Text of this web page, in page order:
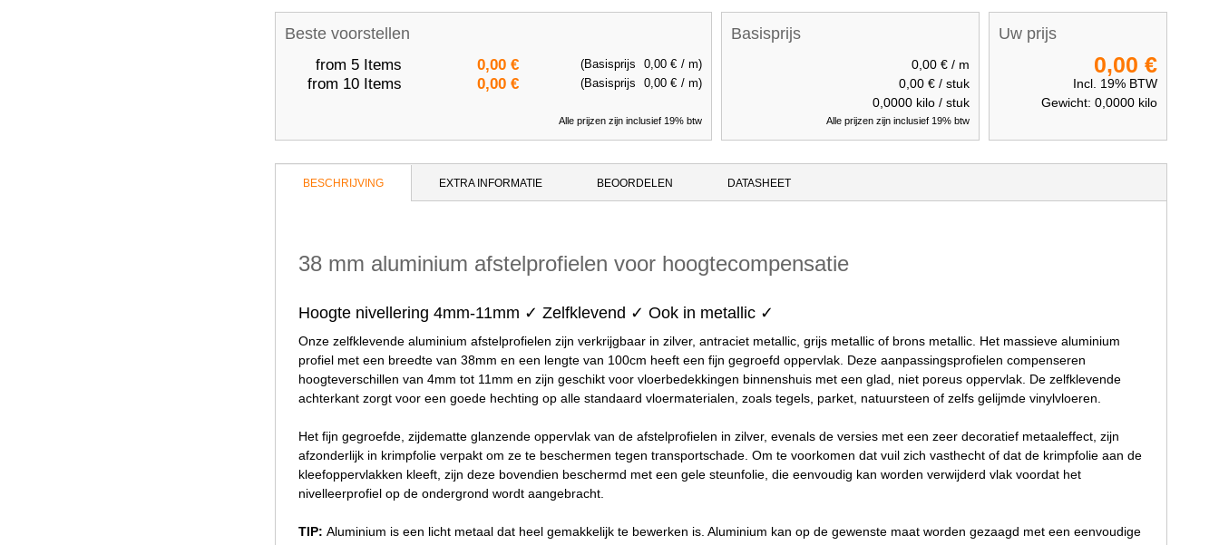
Beste voorstellen
from 5 Items 0,00 € (Basisprijs 0,00 € / m)
from 10 Items 0,00 € (Basisprijs 0,00 € / m)
Alle prijzen zijn inclusief 19% btw
Basisprijs
0,00 € / m
0,00 € / stuk
0,0000 kilo / stuk
Alle prijzen zijn inclusief 19% btw
Uw prijs
0,00 €
Incl. 19% BTW
Gewicht: 0,0000 kilo
BESCHRIJVING EXTRA INFORMATIE BEOORDELEN DATASHEET
38 mm aluminium afstelprofielen voor hoogtecompensatie
Hoogte nivellering 4mm-11mm ✓ Zelfklevend ✓ Ook in metallic ✓
Onze zelfklevende aluminium afstelprofielen zijn verkrijgbaar in zilver, antraciet metallic, grijs metallic of brons metallic. Het massieve aluminium
profiel met een breedte van 38mm en een lengte van 100cm heeft een fijn gegroefd oppervlak. Deze aanpassingsprofielen compenseren
hoogteverschillen van 4mm tot 11mm en zijn geschikt voor vloerbedekkingen binnenshuis met een glad, niet poreus oppervlak. De zelfklevende
achterkant zorgt voor een goede hechting op alle standaard vloermaterialen, zoals tegels, parket, natuursteen of zelfs gelijmde vinylvloeren.
Het fijn gegroefde, zijdematte glanzende oppervlak van de afstelprofielen in zilver, evenals de versies met een zeer decoratief metaaleffect, zijn
afzonderlijk in krimpfolie verpakt om ze te beschermen tegen transportschade. Om te voorkomen dat vuil zich vasthecht of dat de krimpfolie aan de
kleefoppervlakken kleeft, zijn deze bovendien beschermd met een gele steunfolie, die eenvoudig kan worden verwijderd vlak voordat het
nivelleerprofiel op de ondergrond wordt aangebracht.
TIP: Aluminium is een licht metaal dat heel gemakkelijk te bewerken is. Aluminium kan op de gewenste maat worden gezaagd met een eenvoudige